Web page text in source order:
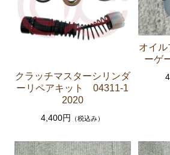
ョイント ブッシュ類 など）
燃料パーツ（ポンプ フィルタ
ーゲージ ホースなど）
駆動パーツ（センターサポート
シャフトブーツ デフなど）
ラベル
エアコン ヒーター関係
クラッチマスターシリンダ
ーリペアキット 04311-1
2020
4,400円 （税込み）
オイ
ーゲ